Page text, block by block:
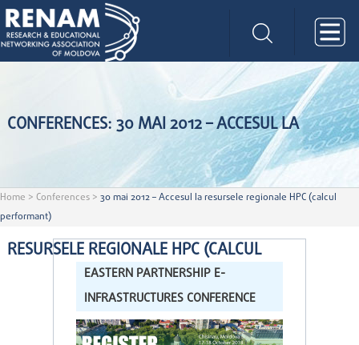
CONFERENCES: 30 MAI 2012 – ACCESUL LA
RESURSELE REGIONALE HPC (CALCUL
Home > Conferences > 30 mai 2012 – Accesul la resursele regionale HPC (calcul
performant)
EASTERN PARTNERSHIP E-
INFRASTRUCTURES CONFERENCE